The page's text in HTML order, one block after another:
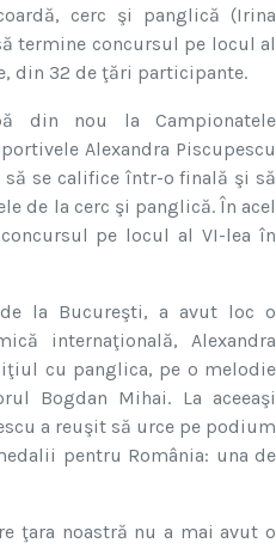
cerc şi panglică (Irina
termine concursul pe locul al
din 32 de ţări participante.
din nou la Campionatele
Alexandra Piscupescu
să se califice într-o finală şi să
de la cerc şi panglică. În acel
pe locul al VI-lea în
la Bucureşti, a avut loc o
internaţională, Alexandra
cu panglica, pe o melodie
Bogdan Mihai. La aceeaşi
a reuşit să urce pe podium
pentru România: una de
ţara noastră nu a mai avut o